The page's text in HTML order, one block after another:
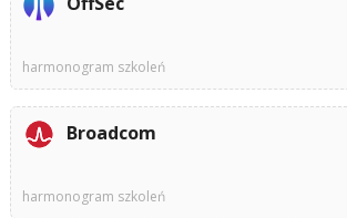
harmonogram szkoleń
Broadcom
harmonogram szkoleń